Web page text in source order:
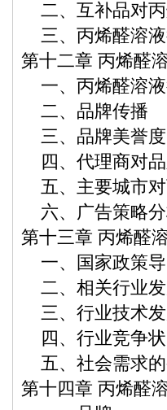
二、互补品对丙
三、丙烯醛溶液
第十二章 丙烯醛
一、丙烯醛溶
二、品牌传播
三、品牌美誉度
四、代理商对
五、主要城市对
六、广告策略
第十三章 丙烯醛
一、国家政策导
二、相关行业
三、行业技术
四、行业竞争
五、社会需求
第十四章 丙烯醛